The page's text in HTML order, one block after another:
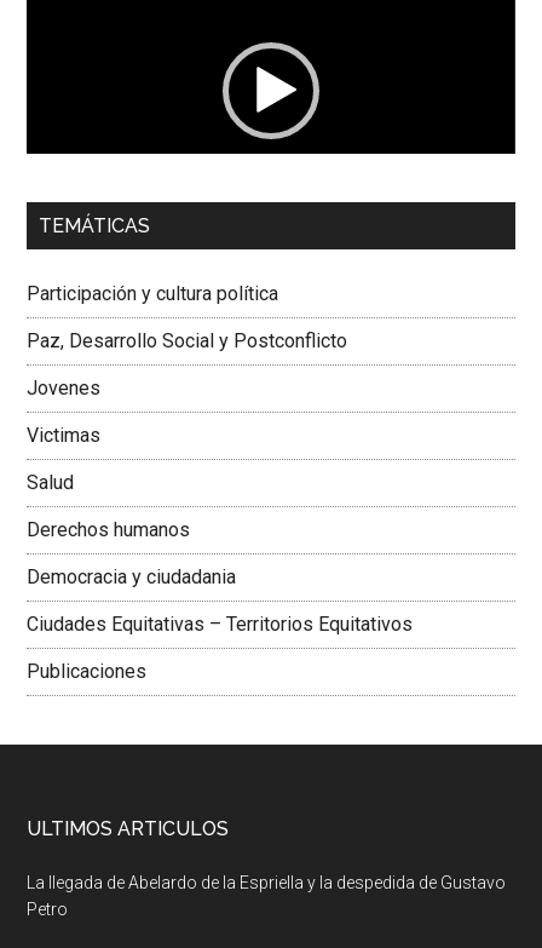
00:00 01:04
Dra. Carolina Corcho Mejía,Presidenta Corporación
Colombiana
TEMÁTICAS
Participación y cultura política
Paz, Desarrollo Social y Postconflicto
Jovenes
Victimas
Salud
Derechos humanos
Democracia y ciudadania
Ciudades Equitativas – Territorios Equitativos
Publicaciones
ULTIMOS ARTICULOS
La llegada de Abelardo de la Espriella y la despedida de Gustavo
Petro